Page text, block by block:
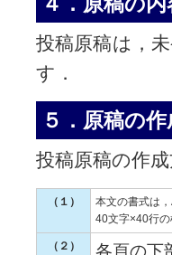
投稿原稿は，
す．
５．原稿の
投稿原稿の作
（１）
本文の書式は
40文字×40行
（２）
各頁の下